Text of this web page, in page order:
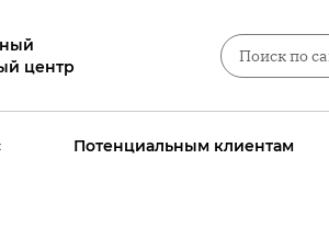
центр
Потенциальным клиентам